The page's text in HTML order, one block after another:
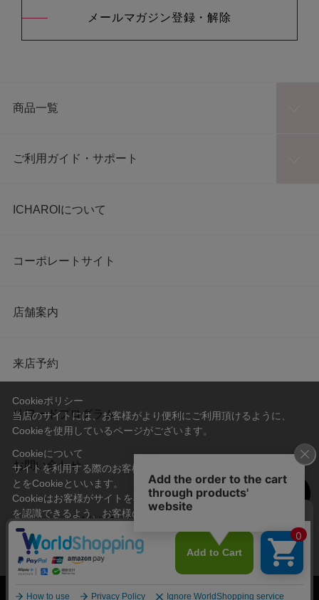
メールマガジン登録・解除
商品一覧
ご利用ガイド・サポート
ICHAROIについて
コーポレートサイト
店舗案内
来店予約
リワードプログラム
お問い合わせ
会社概要
利用規約 特定商取引法に基づく表記
Cookieポリシー
当店のサイトには、お客様がより便利にご利用頂けるように、
Cookieを使用しているページがございます。
Cookieについて
サイトを利用する際のお客様情報をPC上で記録管理する技術のこ
とをCookieといいます。
Cookieはお客様がサイトを再訪問された際に、お客様のデバイス
を認識できるよう、お客様のデバイス間からサーバーへ送り返さ
れます。
なお、Cookieに保存されている情報のみで、お客様個人を特定す
ることはできません。
承諾する